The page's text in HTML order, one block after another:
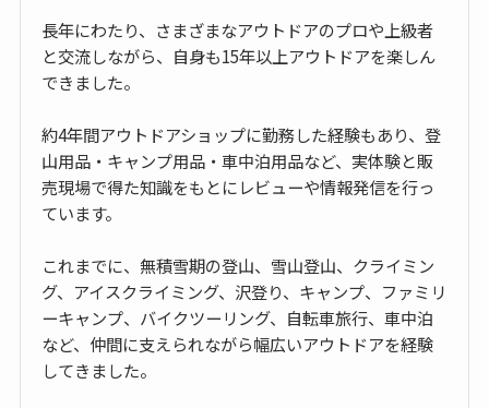
長年にわたり、さまざまなアウトドアのプロや上級者
と交流しながら、自身も15年以上アウトドアを楽しん
できました。
約4年間アウトドアショップに勤務した経験もあり、登
山用品・キャンプ用品・車中泊用品など、実体験と販
売現場で得た知識をもとにレビューや情報発信を行っ
ています。
これまでに、無積雪期の登山、雪山登山、クライミン
グ、アイスクライミング、沢登り、キャンプ、ファミリ
ーキャンプ、バイクツーリング、自転車旅行、車中泊
など、仲間に支えられながら幅広いアウトドアを経験
してきました。